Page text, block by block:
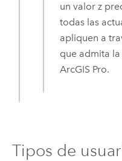
un valor z
todas las
apliquen a
que admita
ArcGIS Pro.
Tipos de